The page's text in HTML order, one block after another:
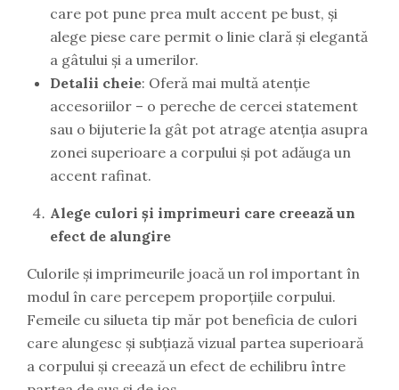
care pot pune prea mult accent pe bust, și
alege piese care permit o linie clară și elegantă
a gâtului și a umerilor.
Detalii cheie: Oferă mai multă atenție
accesoriilor – o pereche de cercei statement
sau o bijuterie la gât pot atrage atenția asupra
zonei superioare a corpului și pot adăuga un
accent rafinat.
Alege culori și imprimeuri care creează un
efect de alungire
Culorile și imprimeurile joacă un rol important în
modul în care percepem proporțiile corpului.
Femeile cu silueta tip măr pot beneficia de culori
care alungesc și subțiază vizual partea superioară
a corpului și creează un efect de echilibru între